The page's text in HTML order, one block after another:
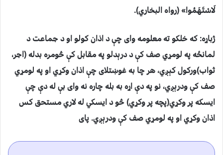
لَاسْتَهَمُوا» (رواه البخاري).
ژباړه: که خلکو ته معلومه وای چې د اذان کولو او د جماعت د
لمانځه په لومړي صف کې د درېدلو په مقابل کې څومره بدله (اجر،
ثواب)ورکول کېږي، هر چا به غوښتلای چې اذان وکړي او په لومړي
صف کې ودرېږي، نو په دې اړه به بله چاره نه وای بې له دې چې
ايسکه پر وکړي(پچه پر وکړي) څو د ايسکي له لاري مستحق کس
اذان وکړي او په لومړي صف کې ودرېږي. پای